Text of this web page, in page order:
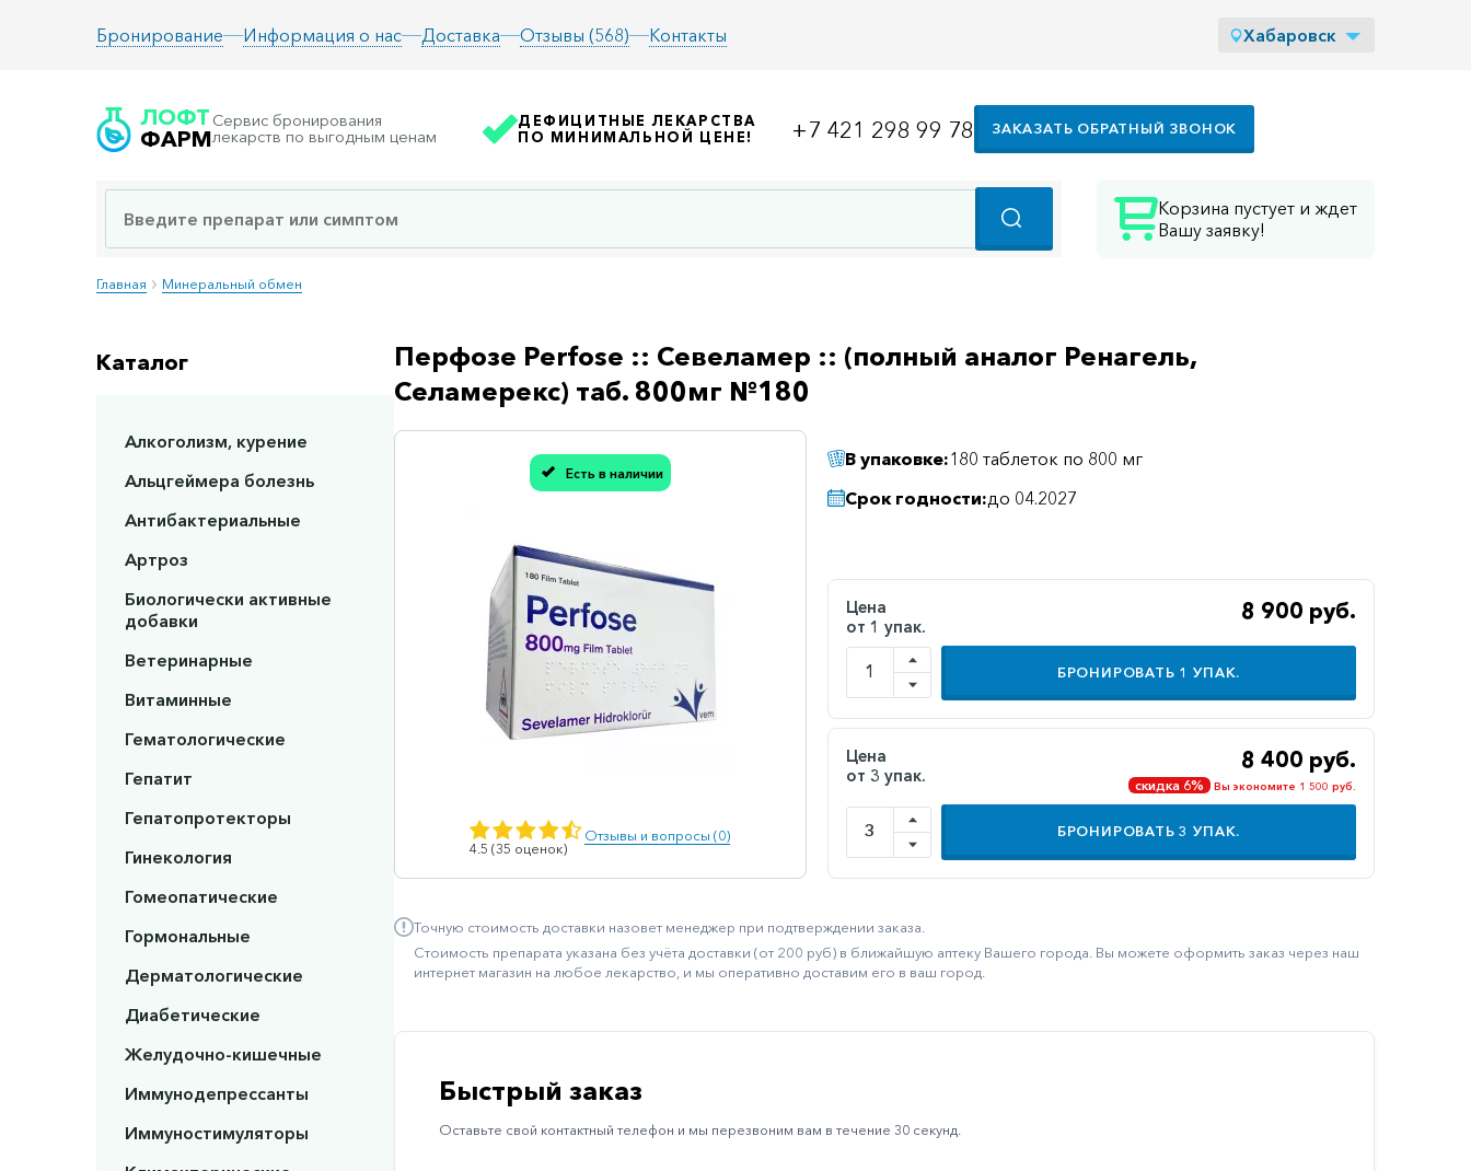
Бронирование Информация о нас Доставка Отзывы (568) Контакты Хабаровск
ЛОФТ
ФАРМ
Сервис бронирования
лекарств по выгодным ценам
Корзина пустует и ждет
Вашу заявку!
ДЕФИЦИТНЫЕ ЛЕКАРСТВА
ПО МИНИМАЛЬНОЙ ЦЕНЕ!
+7 421 298 99 78 ЗАКАЗАТЬ ОБРАТНЫЙ ЗВОНОК
Главная Минеральный обмен
Каталог
Алкоголизм, курение
Альцгеймера болезнь
Антибактериальные
Артроз
Биологически активные
добавки
Ветеринарные
Витаминные
Гематологические
Гепатит
Гепатопротекторы
Гинекология
Гомеопатические
Гормональные
Дерматологические
Диабетические
Желудочно-кишечные
Иммунодепрессанты
Иммуностимуляторы
Перфозе Perfose :: Севеламер :: (полный аналог Ренагель,
Селамерекс) таб. 800мг №180
Есть в наличии
4.5 (35 оценок)
Отзывы и вопросы (0)
Спасибо, мы учли Вашу оценку!
В упаковке:180 таблеток по 800 мг
Срок годности:до 04.2027
Цена
от 1 упак.
8 900 руб.
БРОНИРОВАТЬ 1 УПАК.
Цена
от 3 упак.
8 400 руб.
скидка 6% Вы экономите 1 500 руб.
БРОНИРОВАТЬ3 УПАК.
Точную стоимость доставки назовет менеджер при подтверждении заказа.
Стоимость препарата указана без учёта доставки (от 200 руб) в ближайшую аптеку Вашего города. Вы можете оформить заказ через наш
интернет магазин на любое лекарство, и мы оперативно доставим его в ваш город.
Быстрый заказ
Оставьте свой контактный телефон и мы перезвоним вам в течение 30 секунд.